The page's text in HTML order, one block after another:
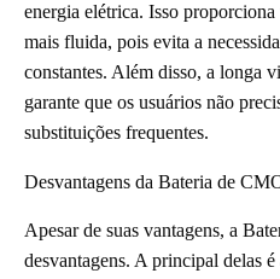
energia elétrica. Isso
mais fluida, pois evita a
constantes. Além disso, a longa
garante que os usuários não
substituições frequentes.
Desvantagens da Bateria de
Apesar de suas vantagens, a
desvantagens. A principal delas